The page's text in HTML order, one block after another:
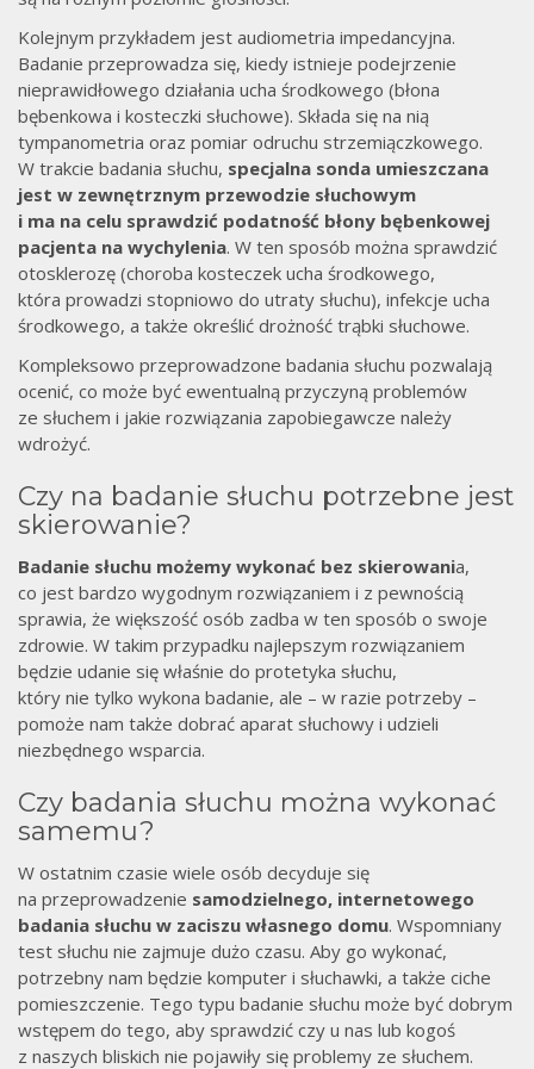
Kolejnym przykładem jest audiometria impedancyjna.
Badanie przeprowadza się, kiedy istnieje podejrzenie
nieprawidłowego działania ucha środkowego (błona
bębenkowa i kosteczki słuchowe). Składa się na nią
tympanometria oraz pomiar odruchu strzemiączkowego.
W trakcie badania słuchu, specjalna sonda umieszczana
jest w zewnętrznym przewodzie słuchowym
i ma na celu sprawdzić podatność błony bębenkowej
pacjenta na wychylenia. W ten sposób można sprawdzić
otosklerozę (choroba kosteczek ucha środkowego,
która prowadzi stopniowo do utraty słuchu), infekcje ucha
środkowego, a także określić drożność trąbki słuchowe.
Kompleksowo przeprowadzone badania słuchu pozwalają
ocenić, co może być ewentualną przyczyną problemów
ze słuchem i jakie rozwiązania zapobiegawcze należy
wdrożyć.
Czy na badanie słuchu potrzebne jest
skierowanie?
Badanie słuchu możemy wykonać bez skierowania,
co jest bardzo wygodnym rozwiązaniem i z pewnością
sprawia, że większość osób zadba w ten sposób o swoje
zdrowie. W takim przypadku najlepszym rozwiązaniem
będzie udanie się właśnie do protetyka słuchu,
który nie tylko wykona badanie, ale – w razie potrzeby –
pomoże nam także dobrać aparat słuchowy i udzieli
niezbędnego wsparcia.
Czy badania słuchu można wykonać
samemu?
W ostatnim czasie wiele osób decyduje się
na przeprowadzenie samodzielnego, internetowego
badania słuchu w zaciszu własnego domu. Wspomniany
test słuchu nie zajmuje dużo czasu. Aby go wykonać,
potrzebny nam będzie komputer i słuchawki, a także ciche
pomieszczenie. Tego typu badanie słuchu może być dobrym
wstępem do tego, aby sprawdzić czy u nas lub kogoś
z naszych bliskich nie pojawiły się problemy ze słuchem.